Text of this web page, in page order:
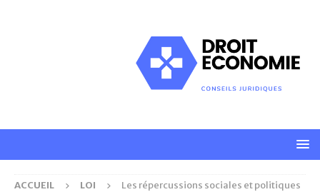
ACCUEIL LOI
Les répercussions sociales et politiques